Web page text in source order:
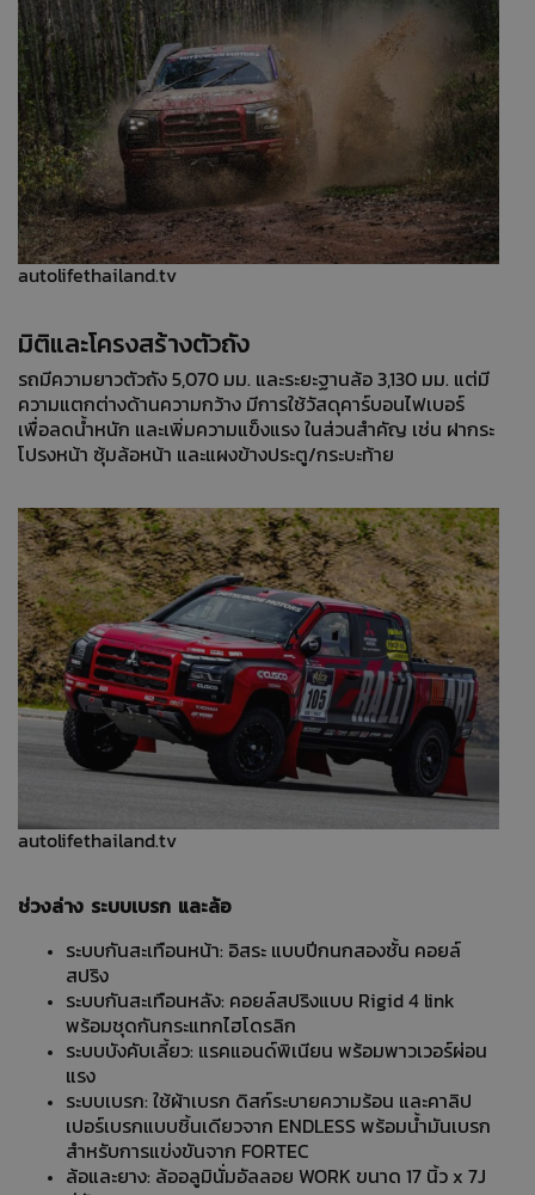
autolifethailand.tv
มิติและโครงสร้างตัวถัง
รถมีความยาวตัวถัง 5,070 มม. และระยะฐานล้อ 3,130 มม. แต่มี
ความแตกต่างด้านความกว้าง มีการใช้วัสดุคาร์บอนไฟเบอร์
เพื่อลดน้ำหนัก และเพิ่มความแข็งแรง ในส่วนสำคัญ เช่น ฝากระ
โปรงหน้า ซุ้มล้อหน้า และแผงข้างประตู/กระบะท้าย
autolifethailand.tv
ช่วงล่าง ระบบเบรก และล้อ
ระบบกันสะเทือนหน้า: อิสระ แบบปีกนกสองชั้น คอยล์
สปริง
ระบบกันสะเทือนหลัง: คอยล์สปริงแบบ Rigid 4 link
พร้อมชุดกันกระแทกไฮโดรลิก
ระบบบังคับเลี้ยว: แรคแอนด์พิเนียน พร้อมพาวเวอร์ผ่อน
แรง
ระบบเบรก: ใช้ผ้าเบรก ดิสก์ระบายความร้อน และคาลิป
เปอร์เบรกแบบชิ้นเดียวจาก ENDLESS พร้อมน้ำมันเบรก
สำหรับการแข่งขันจาก FORTEC
ล้อและยาง: ล้ออลูมินั่มอัลลอย WORK ขนาด 17 นิ้ว x 7J